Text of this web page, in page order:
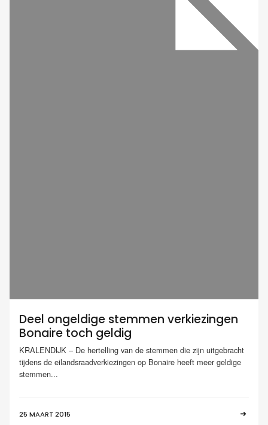
Deel ongeldige stemmen verkiezingen
Bonaire toch geldig
KRALENDIJK – De hertelling van de stemmen die zijn uitgebracht
tijdens de eilandsraadverkiezingen op Bonaire heeft meer geldige
stemmen...
25 MAART 2015